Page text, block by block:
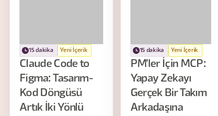
15 dakika Yeni İçerik
Claude Code to
Figma: Tasarım-
Kod Döngüsü
Artık İki Yönlü
15 dakika Yeni İçerik
PM'ler İçin MCP:
Yapay Zekayı
Gerçek Bir Takım
Arkadaşına